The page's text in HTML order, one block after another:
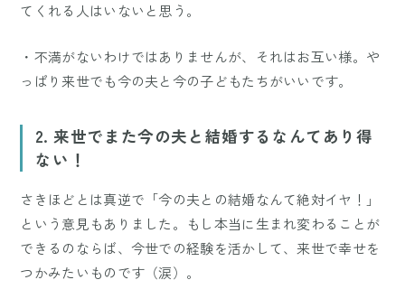
てくれる人はいないと思う。
・不満がないわけではありませんが、それはお互い様。や
っぱり来世でも今の夫と今の子どもたちがいいです。
2. 来世でまた今の夫と結婚するなんてあり得
ない！
さきほどとは真逆で「今の夫との結婚なんて絶対イヤ！」
という意見もありました。もし本当に生まれ変わることが
できるのならば、今世での経験を活かして、来世で幸せを
つかみたいものです（涙）。